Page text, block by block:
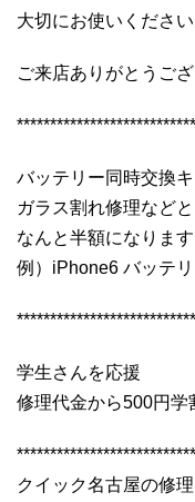
大切にお使いください
ご来店ありがとうご
バッテリー同時交換
ガラス割れ修理など
なんと半額になります
例）iPhone6 バッテ
学生さんを応援
修理代金から500円学
クイック名古屋の修